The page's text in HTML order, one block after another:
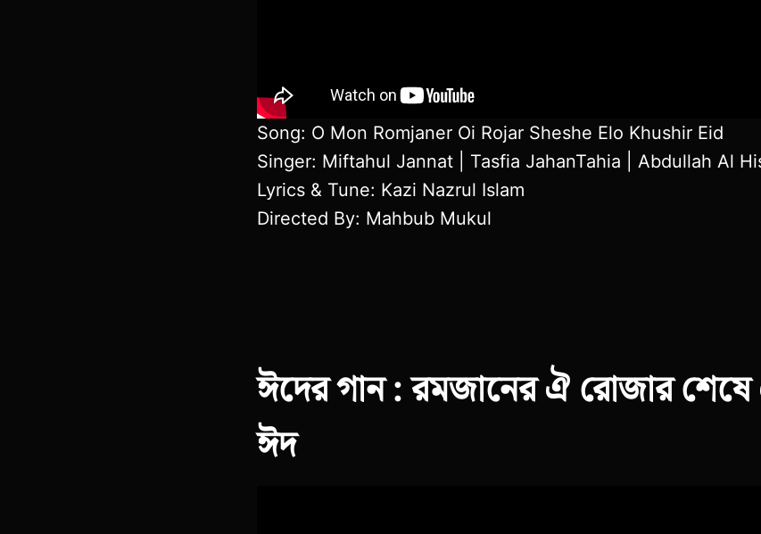
Song: O Mon Romjaner Oi Rojar Sheshe Elo Khushir Eid
Singer: Miftahul Jannat | Tasfia JahanTahia | Abdullah Al
Lyrics & Tune: Kazi Nazrul Islam
Directed By: Mahbub Mukul
ঈদের গান : রমজানের ঐ রোজার
ঈদ